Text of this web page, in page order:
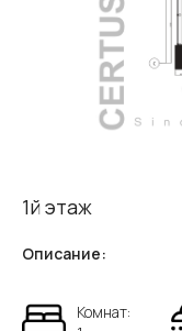
1й этаж
Описание:
Комнат: